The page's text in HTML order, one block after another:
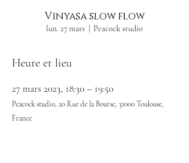
Vinyasa slow flow
lun. 27 mars Peacock studio
Heure et lieu
27 mars 2023, 18:30 – 19:50
Peacock studio, 20 Rue de la Bourse, 31000 Toulouse,
France